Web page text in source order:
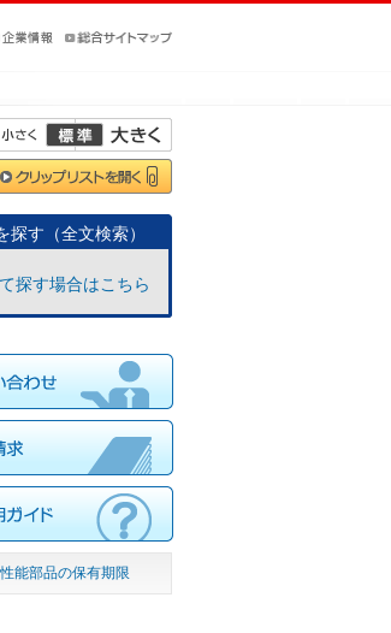
探す（全文検索）
探す場合はこちら
能部品の保有期限